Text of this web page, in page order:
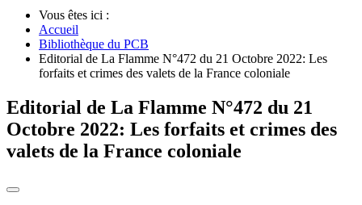
Vous êtes ici :
Accueil
Bibliothèque du PCB
Editorial de La Flamme N°472 du 21 Octobre 2022: Les
forfaits et crimes des valets de la France coloniale
Editorial de La Flamme N°472 du 21
Octobre 2022: Les forfaits et crimes des
valets de la France coloniale